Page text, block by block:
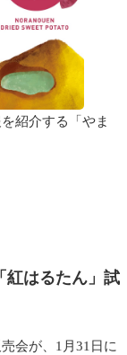
紹介する「やま
紅はるたん」試
会が、1月31日に